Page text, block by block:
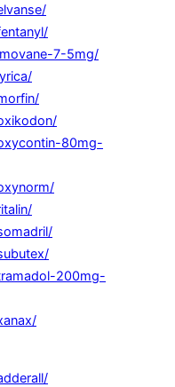
7-5mg/
80mg-
200mg-